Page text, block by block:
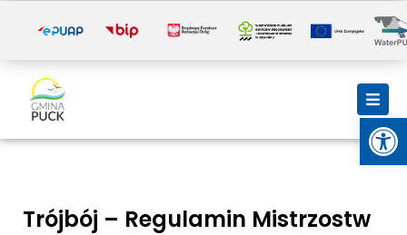
Trójbój – Regulamin Mistrzostw